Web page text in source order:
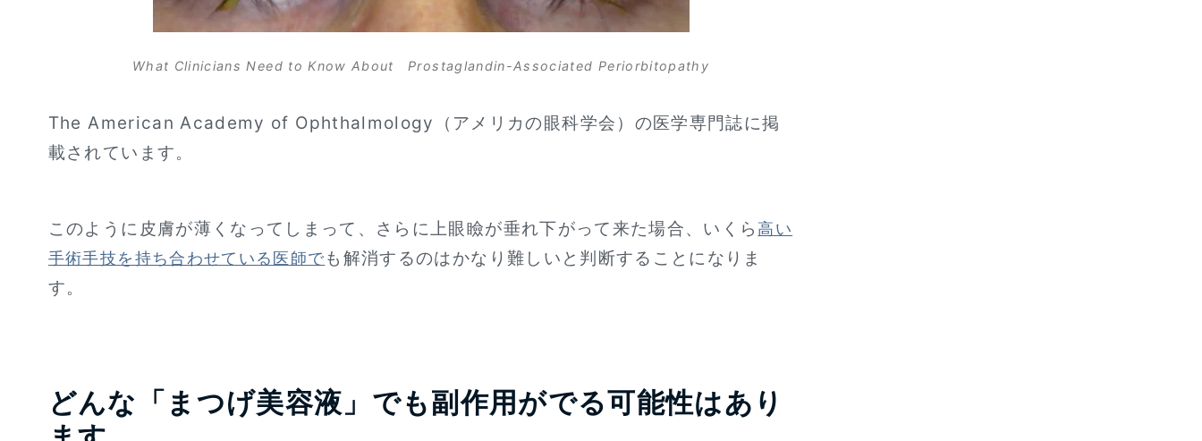
What Clinicians Need to Know About Prostaglandin-Associated Periorbitopathy
The American Academy of Ophthalmology（アメリカの眼科学会）の医学専門誌に掲
載されています。
このように皮膚が薄くなってしまって、さらに上眼瞼が垂れ下がって来た場合、いくら 高い
手術手技を持ち合わせている医師でも解消するのはかなり難しいと判断することになりま
す。
どんな「まつげ美容液」でも副作用がでる可能性はあり